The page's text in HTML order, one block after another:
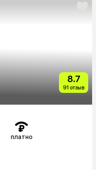
8.7
91 отзыв
платно